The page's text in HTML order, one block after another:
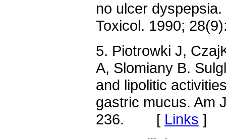
no ulcer
Toxicol. 1990;
5. Piotrowki J,
A, Slomiany B.
and lipolitic
gastric mucus. Am
236. [ Links ]